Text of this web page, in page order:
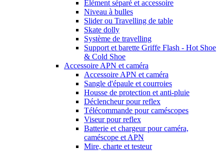
Elément séparé et accessoire
Niveau à bulles
Slider ou Travelling de table
Skate dolly
Système de travelling
Support et barette Griffe Flash - Hot Shoe
& Cold Shoe
Accessoire APN et caméra
Accessoire APN et caméra
Sangle d'épaule et courroies
Housse de protection et anti-pluie
Déclencheur pour reflex
Télécommande pour caméscopes
Viseur pour reflex
Batterie et chargeur pour caméra,
caméscope et APN
Mire, charte et testeur